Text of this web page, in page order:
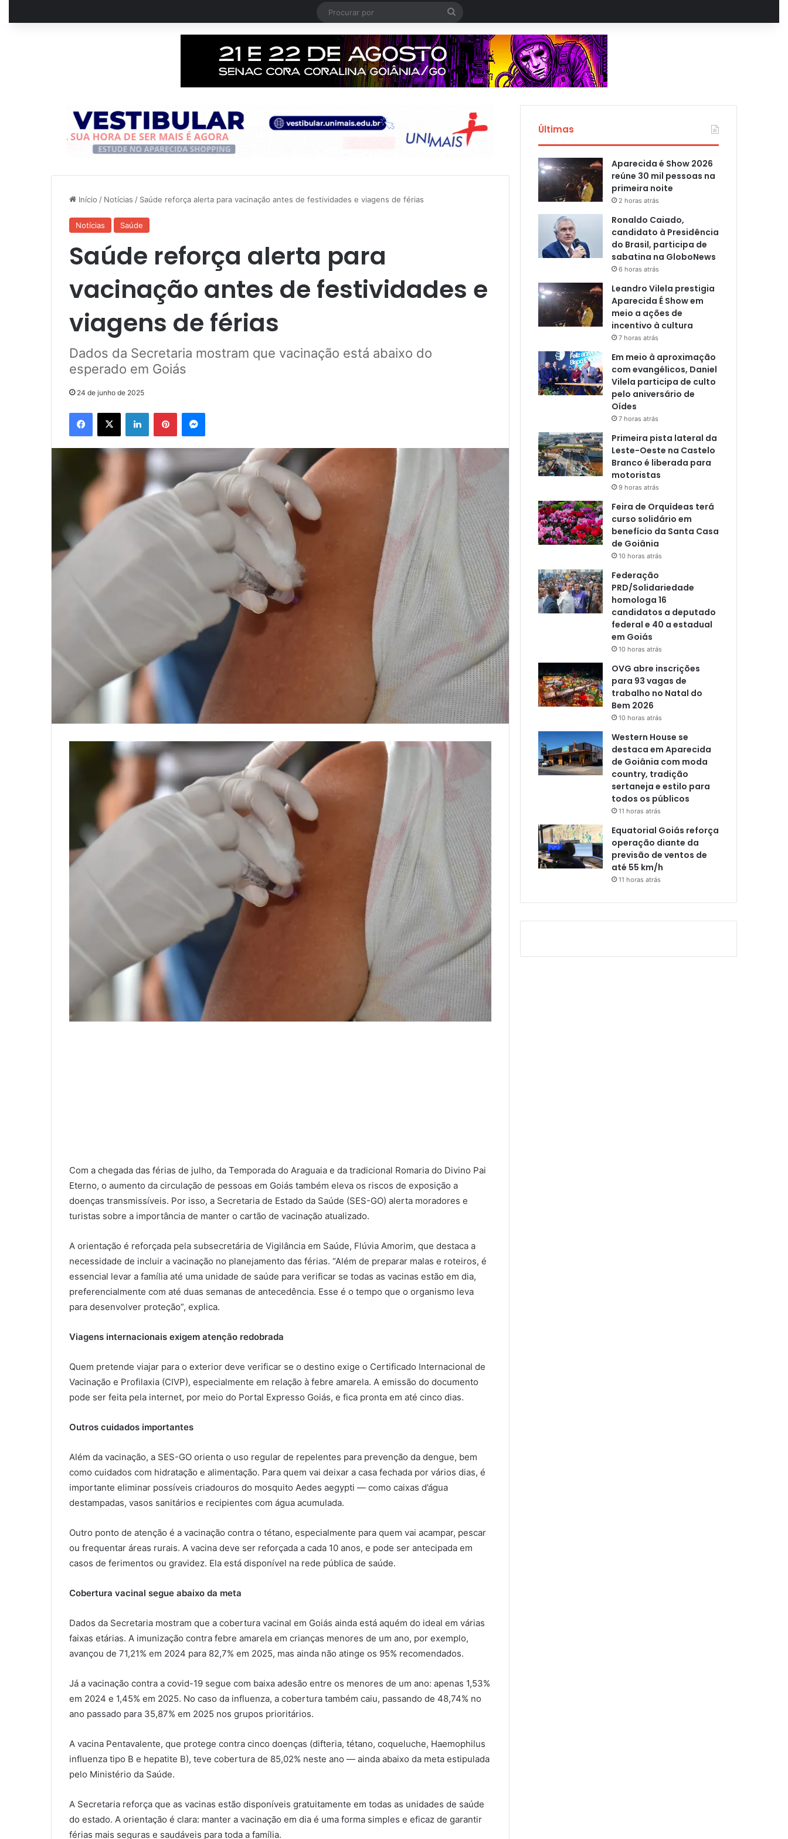
Procurar
por
Início / Notícias / Saúde reforça alerta para vacinação antes de festividades e viagens de férias
Notícias Saúde
Saúde reforça alerta para
vacinação antes de festividades e
viagens de férias
Dados da Secretaria mostram que vacinação está abaixo do
esperado em Goiás
24 de junho de 2025
Facebook
X LinkedinPinterestMessenger
Com a chegada das férias de julho, da Temporada do Araguaia e da tradicional Romaria do Divino Pai
Eterno, o aumento da circulação de pessoas em Goiás também eleva os riscos de exposição a
doenças transmissíveis. Por isso, a Secretaria de Estado da Saúde (SES-GO) alerta moradores e
turistas sobre a importância de manter o cartão de vacinação atualizado.
A orientação é reforçada pela subsecretária de Vigilância em Saúde, Flúvia Amorim, que destaca a
necessidade de incluir a vacinação no planejamento das férias. “Além de preparar malas e roteiros, é
essencial levar a família até uma unidade de saúde para verificar se todas as vacinas estão em dia,
preferencialmente com até duas semanas de antecedência. Esse é o tempo que o organismo leva
para desenvolver proteção”, explica.
Viagens internacionais exigem atenção redobrada
Quem pretende viajar para o exterior deve verificar se o destino exige o Certificado Internacional de
Vacinação e Profilaxia (CIVP), especialmente em relação à febre amarela. A emissão do documento
pode ser feita pela internet, por meio do Portal Expresso Goiás, e fica pronta em até cinco dias.
Outros cuidados importantes
Além da vacinação, a SES-GO orienta o uso regular de repelentes para prevenção da dengue, bem
como cuidados com hidratação e alimentação. Para quem vai deixar a casa fechada por vários dias, é
importante eliminar possíveis criadouros do mosquito Aedes aegypti — como caixas d’água
destampadas, vasos sanitários e recipientes com água acumulada.
Outro ponto de atenção é a vacinação contra o tétano, especialmente para quem vai acampar, pescar
ou frequentar áreas rurais. A vacina deve ser reforçada a cada 10 anos, e pode ser antecipada em
casos de ferimentos ou gravidez. Ela está disponível na rede pública de saúde.
Cobertura vacinal segue abaixo da meta
Dados da Secretaria mostram que a cobertura vacinal em Goiás ainda está aquém do ideal em várias
faixas etárias. A imunização contra febre amarela em crianças menores de um ano, por exemplo,
avançou de 71,21% em 2024 para 82,7% em 2025, mas ainda não atinge os 95% recomendados.
Já a vacinação contra a covid-19 segue com baixa adesão entre os menores de um ano: apenas 1,53%
em 2024 e 1,45% em 2025. No caso da influenza, a cobertura também caiu, passando de 48,74% no
ano passado para 35,87% em 2025 nos grupos prioritários.
A vacina Pentavalente, que protege contra cinco doenças (difteria, tétano, coqueluche, Haemophilus
influenza tipo B e hepatite B), teve cobertura de 85,02% neste ano — ainda abaixo da meta estipulada
pelo Ministério da Saúde.
A Secretaria reforça que as vacinas estão disponíveis gratuitamente em todas as unidades de saúde
do estado. A orientação é clara: manter a vacinação em dia é uma forma simples e eficaz de garantir
férias mais seguras e saudáveis para toda a família.
Últimas
Aparecida é Show 2026
reúne 30 mil pessoas na
primeira noite
2 horas atrás
Ronaldo Caiado,
candidato à Presidência
do Brasil, participa de
sabatina na GloboNews
6 horas atrás
Leandro Vilela prestigia
Aparecida É Show em
meio a ações de
incentivo à cultura
7 horas atrás
Em meio à aproximação
com evangélicos, Daniel
Vilela participa de culto
pelo aniversário de
Oídes
7 horas atrás
Primeira pista lateral da
Leste-Oeste na Castelo
Branco é liberada para
motoristas
9 horas atrás
Feira de Orquídeas terá
curso solidário em
benefício da Santa Casa
de Goiânia
10 horas atrás
Federação
PRD/Solidariedade
homologa 16
candidatos a deputado
federal e 40 a estadual
em Goiás
10 horas atrás
OVG abre inscrições
para 93 vagas de
trabalho no Natal do
Bem 2026
10 horas atrás
Western House se
destaca em Aparecida
de Goiânia com moda
country, tradição
sertaneja e estilo para
todos os públicos
11 horas atrás
Equatorial Goiás reforça
operação diante da
previsão de ventos de
até 55 km/h
11 horas atrás